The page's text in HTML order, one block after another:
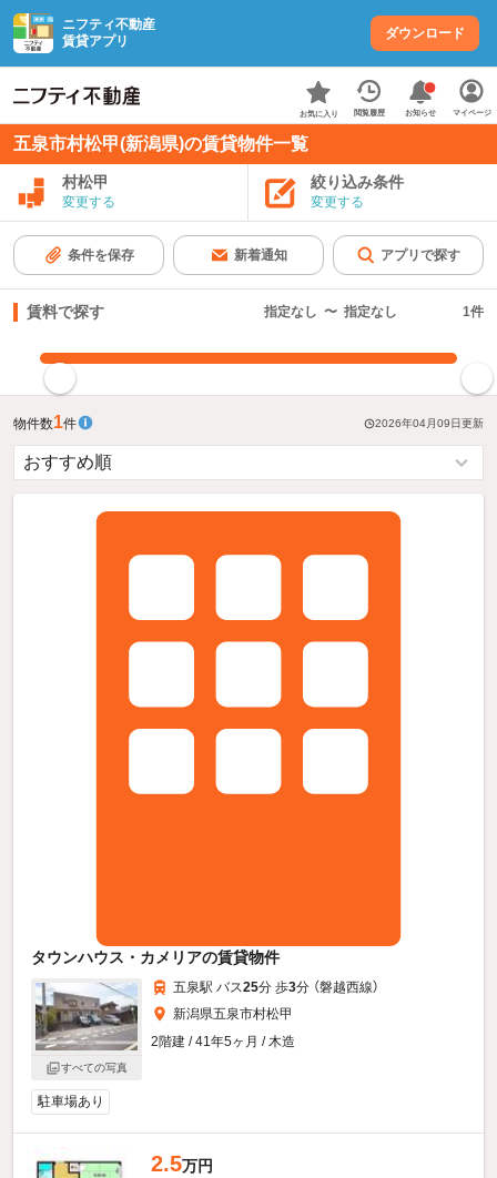
ニフティ不動産
賃貸アプリ
ダウンロード
お気に入り 閲覧履歴 お知らせ マイページ
五泉市村松甲(新潟県)の賃貸物件一覧
村松甲
変更する
絞り込み条件
変更する
条件を保存 新着通知 アプリで探す
賃料で探す 指定なし 〜 指定なし 1件
物件数1件 2026年04月09日更新
タウンハウス・カメリアの賃貸物件
すべての写真
五泉駅 バス25分 歩3分 （磐越西線）
新潟県五泉市村松甲
2階建 / 41年5ヶ月 / 木造
駐車場あり
2.5万円